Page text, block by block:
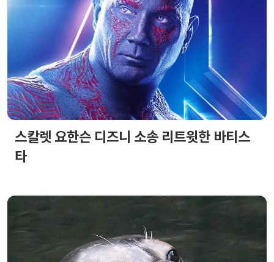
스칼렛 요한슨 디즈니 소송 리트윗한 바티스
타